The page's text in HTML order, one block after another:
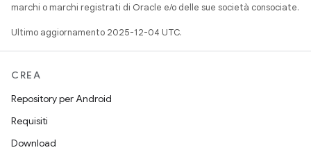
marchi o marchi registrati di Oracle e/o delle sue società consociate.
Ultimo aggiornamento 2025-12-04 UTC.
CREA
Repository per Android
Requisiti
Download